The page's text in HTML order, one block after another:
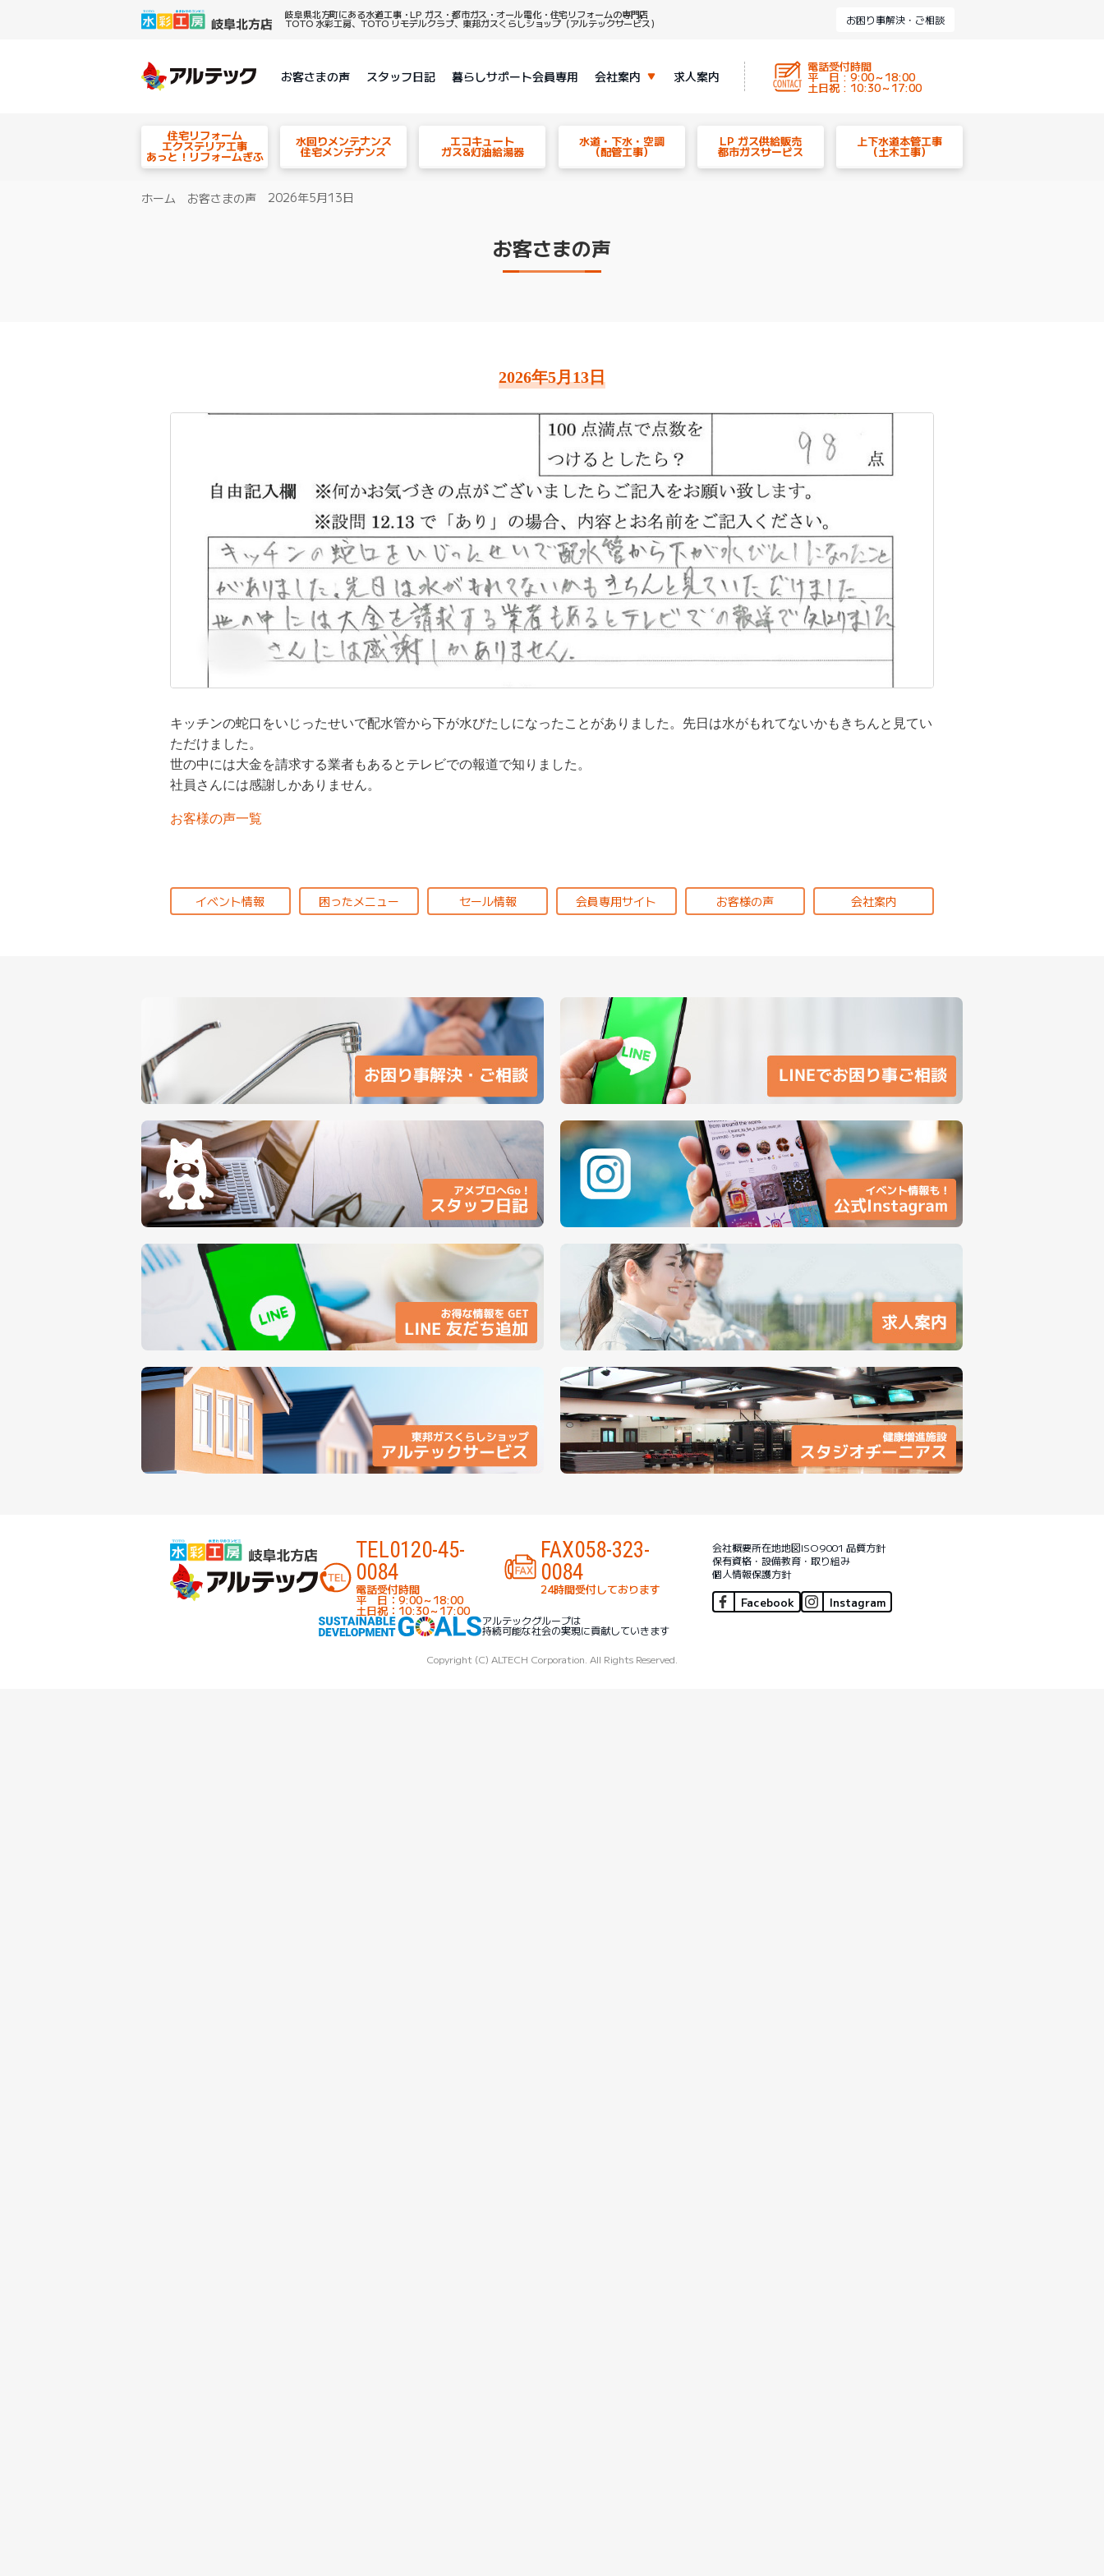
岐阜県北方町にある水道工事・LP ガス・都市ガス・オール電化・住宅リフォームの専門店
TOTO 水彩工房、TOTO リモデルクラブ、東邦ガスくらしショップ（アルテックサービス） お困り事解決・ご相談
お客さまの声 スタッフ日記 暮らしサポート会員専用 会社案内 求人案内
電話受付時間
平 日 : 9:00～18:00
土日祝 : 10:30～17:00
住宅リフォーム
エクステリア工事
あっと！リフォームぎふ
水回りメンテナンス
住宅メンテナンス
エコキュート
ガス&灯油給湯器
水道・下水・空調
（配管工事）
LP ガス供給販売
都市ガスサービス
上下水道本管工事
（土木工事）
ホーム お客さまの声 2026年5月13日
お客さまの声
2026年5月13日
キッチンの蛇口をいじったせいで配水管から下が水びたしになったことがありました。先日は水がもれてないかもきちんと見てい
ただけました。
世の中には大金を請求する業者もあるとテレビでの報道で知りました。
社員さんには感謝しかありません。
お客様の声一覧
イベント情報 困ったメニュー セール情報 会員専用サイト お客様の声 会社案内
TEL0120-45-
0084
電話受付時間
平 日：9:00～18:00
土日祝：10:30～17:00
FAX058-323-
0084
24時間受付しております
アルテックグループは
持続可能な社会の実現に貢献していきます
会社概要所在地地図ISO9001 品質方針
保有資格・設備教育・取り組み
個人情報保護方針
Facebook Instagram
Copyright (C) ALTECH Corporation. All Rights Reserved.